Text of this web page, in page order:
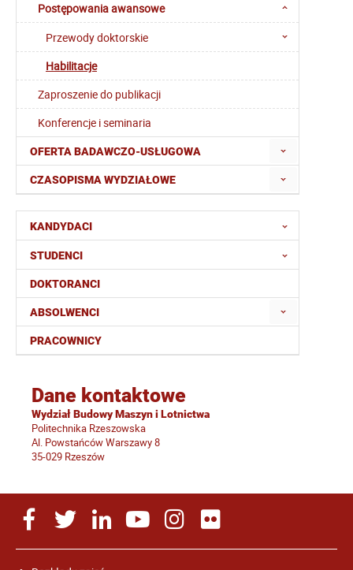
Postępowania awansowe
Przewody doktorskie
Habilitacje
Zaproszenie do publikacji
Konferencje i seminaria
OFERTA BADAWCZO-USŁUGOWA
CZASOPISMA WYDZIAŁOWE
KANDYDACI
STUDENCI
DOKTORANCI
ABSOLWENCI
PRACOWNICY
Dane kontaktowe
Wydział Budowy Maszyn i Lotnictwa
Politechnika Rzeszowska
Al. Powstańców Warszawy 8
35-029 Rzeszów